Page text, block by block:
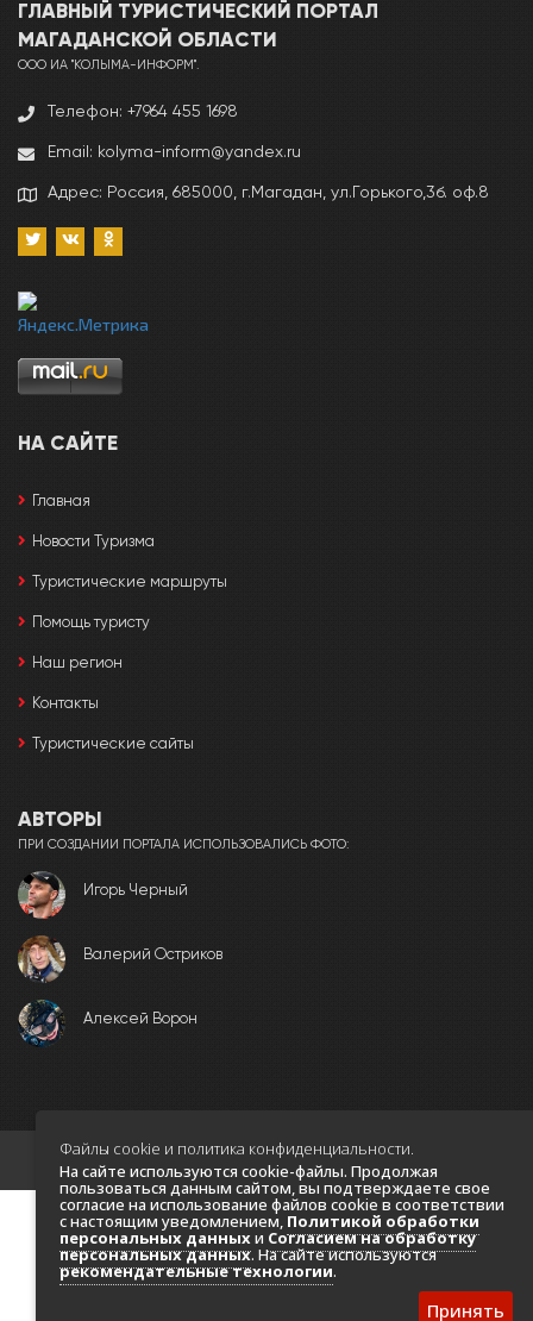
ГЛАВНЫЙ ТУРИСТИЧЕСКИЙ ПОРТАЛ
МАГАДАНCКОЙ ОБЛАСТИ
ООО ИА "КОЛЫМА-ИНФОРМ".
Телефон: +7964 455 1698
Email: kolyma-inform@yandex.ru
Адрес: Россия, 685000, г.Магадан, ул.Горького,3б. оф.8
НА САЙТЕ
Главная
Новости Туризма
Туристические маршруты
Помощь туристу
Наш регион
Контакты
Туристические сайты
АВТОРЫ
ПРИ СОЗДАНИИ ПОРТАЛА ИСПОЛЬЗОВАЛИСЬ ФОТО:
Игорь Черный
Валерий Остриков
Алексей Ворон
© Copyright © 2026. Все права защищены
Файлы cookie и политика конфиденциальности.
На сайте используются cookie-файлы. Продолжая
пользоваться данным сайтом, вы подтверждаете свое
согласие на использование файлов cookie в соответствии
с настоящим уведомлением, Политикой обработки
персональных данныхи Согласием на обработку
персональных данных. На сайте используются
рекомендательные технологии.
Принять